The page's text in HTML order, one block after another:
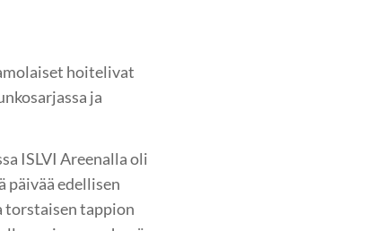
hoitelivat
ja
ISLVI Areenalla oli
päivää edellisen
torstaisen tappion